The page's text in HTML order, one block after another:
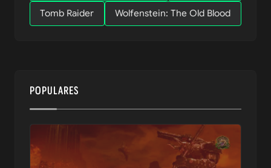
Tomb Raider Wolfenstein: The Old Blood
POPULARES